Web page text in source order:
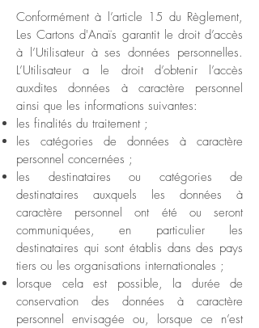
Conformément à l’article 15 du Règlement,
Les Cartons d'Anaïs garantit le droit d’accès
à l’Utilisateur à ses données personnelles.
L’Utilisateur a le droit d’obtenir l’accès
auxdites données à caractère personnel
ainsi que les informations suivantes:
les finalités du traitement ;
les catégories de données à caractère
personnel concernées ;
les destinataires ou catégories de
destinataires auxquels les données à
caractère personnel ont été ou seront
communiquées, en particulier les
destinataires qui sont établis dans des pays
tiers ou les organisations internationales ;
lorsque cela est possible, la durée de
conservation des données à caractère
personnel envisagée ou, lorsque ce n’est